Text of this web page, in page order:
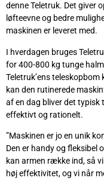
denne Teletruk. Det giver
løfteevne og bedre
maskinen er leveret med.
I hverdagen bruges
for 400-800 kg tunge
Teletruk’ens
kan den rutinerede
af en dag bliver det typisk
effektivt og rationelt.
”Maskinen er jo en unik
Den er handy og fleksibel
kan armen række ind, så
høj effektivitet, og vi når